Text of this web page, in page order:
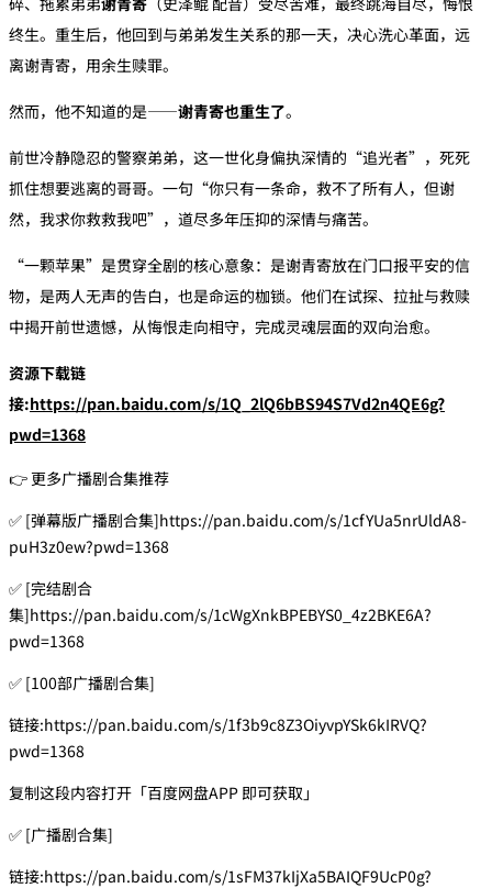
终生。重生后，他回到与弟弟发生关系的那一天，决心洗心革面，远
离谢青寄，用余生赎罪。
然而，他不知道的是——‌谢青寄也重生了‌。
前世冷静隐忍的警察弟弟，这一世化身偏执深情的“追光者”，死死
抓住想要逃离的哥哥。一句“你只有一条命，救不了所有人，但谢
然，我求你救救我吧”，道尽多年压抑的深情与痛苦。
“一颗苹果”是贯穿全剧的核心意象：是谢青寄放在门口报平安的信
物，是两人无声的告白，也是命运的枷锁。他们在试探、拉扯与救赎
中揭开前世遗憾，从悔恨走向相守，完成灵魂层面的双向治愈。
资源下载链
接:https://pan.baidu.com/s/1Q_2lQ6bBS94S7Vd2n4QE6g?
pwd=1368
👉 更多广播剧合集推荐
✅ [弹幕版广播剧合集]https://pan.baidu.com/s/1cfYUa5nrUldA8-
puH3z0ew?pwd=1368
✅ [完结剧合
集]https://pan.baidu.com/s/1cWgXnkBPEBYS0_4z2BKE6A?
pwd=1368
✅ [100部广播剧合集]
链接:https://pan.baidu.com/s/1f3b9c8Z3OiyvpYSk6kIRVQ?
pwd=1368
复制这段内容打开「百度网盘APP 即可获取」
✅ [广播剧合集]
链接:https://pan.baidu.com/s/1sFM37kIjXa5BAIQF9UcP0g?